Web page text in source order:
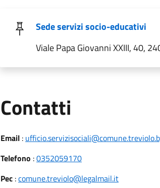
Sede servizi socio-educativi
Viale Papa Giovanni XXIII, 40,
Contatti
Email:
Telefono :0352059170
Pec:comune.treviolo@legalmail.it